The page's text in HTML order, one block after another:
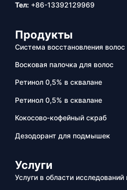
Тел: +86-13392129969
Продукты
Система восстановления волос
Восковая палочка для волос
Ретинол 0,5% в сквалане
Ретинол 0,5% в сквалане
Кокосово-кофейный скраб
Дезодорант для подмышек
Услуги
Услуги в области исследований